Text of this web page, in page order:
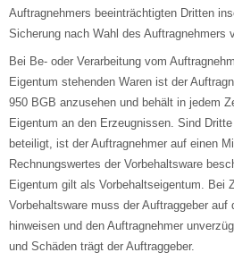
Auftragnehmers beeinträchtigten Dritten
Sicherung nach Wahl des Auftragnehmers
Bei Be- oder Verarbeitung vom
Eigentum stehenden Waren ist der
950 BGB anzusehen und behält in jedem
Eigentum an den Erzeugnissen. Sind
beteiligt, ist der Auftragnehmer auf einen
Rechnungswertes der Vorbehaltsware
Eigentum gilt als Vorbehaltseigentum. Bei
Vorbehaltsware muss der Auftraggeber
hinweisen und den Auftragnehmer
und Schäden trägt der Auftraggeber.